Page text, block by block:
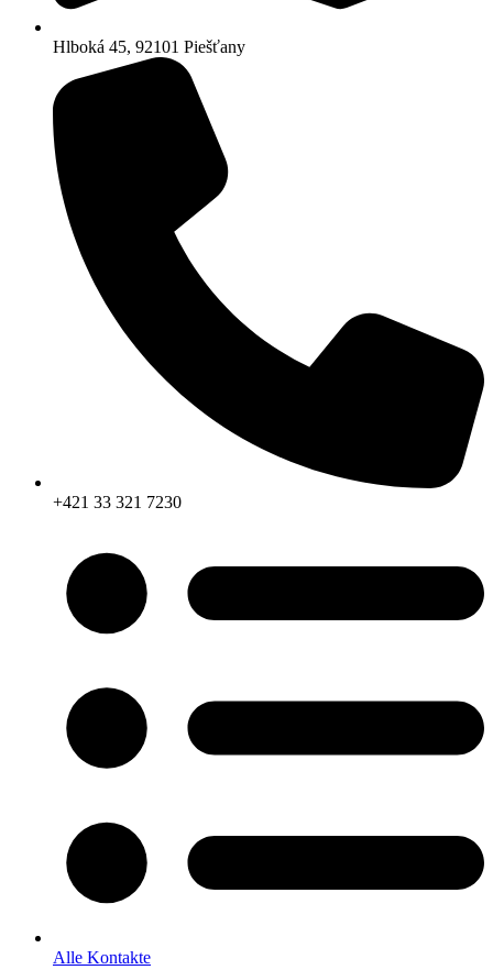
Hlboká 45, 92101 Piešťany
+421 33 321 7230
Alle Kontakte